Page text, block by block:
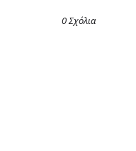
0 Σχόλια